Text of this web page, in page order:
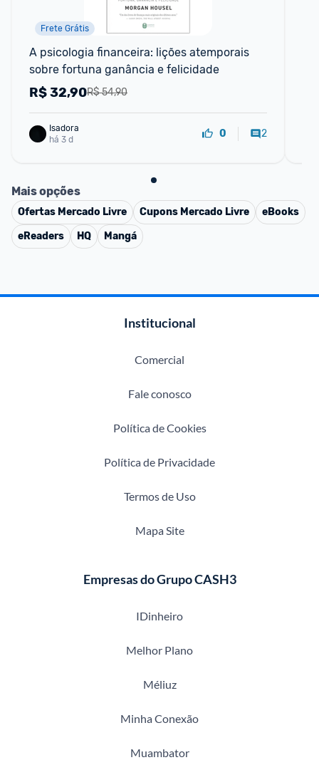
Frete Grátis
A psicologia financeira: lições atemporais
sobre fortuna ganância e felicidade
R$ 54,90
R$32,90
Isadora
há 3 d
0 2
Mais opções
Ofertas Mercado Livre Cupons Mercado Livre
eBooks
eReaders
HQ Mangá
Institucional
Comercial
Fale conosco
Política de Cookies
Política de Privacidade
Termos de Uso
Mapa Site
Empresas do Grupo CASH3
IDinheiro
Melhor Plano
Méliuz
Minha Conexão
Muambator